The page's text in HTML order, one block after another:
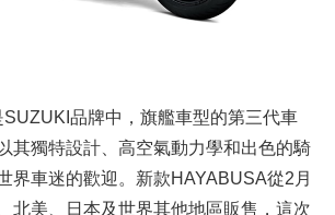
品牌中，旗艦車型的第三代車
其獨特設計、高空氣動力學和出色的騎
界車迷的歡迎。新款HAYABUSA從2月
北美、日本及世界其他地區販售，這次